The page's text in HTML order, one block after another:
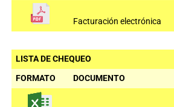
Facturación electrónica
LISTA DE CHEQUEO
FORMATO
DOCUMENTO